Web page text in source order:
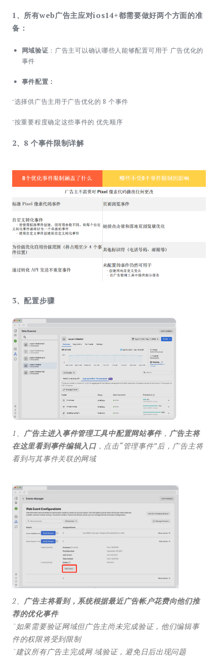
1、所有web广告主应对ios14+都需要做好两个方面的准
备：
网域验证 ：广告主可以确认哪些人能够配置可用于 广告优化的
事件
事件配置：
ˉ选择供广告主用于广告优化的 8 个事件
ˉ按重要程度确定这些事件的 优先顺序
2、8 个事件限制详解
3、配置步骤
1、 广告主进入事件管理工具中配置网站事件， 广告主将
在这里看到事件编辑入口，点击“管理事件”后，广告主将
看到与其事件关联的网域
2、 广告主将看到，系统根据最近广告帐户花费向他们推
荐的优化事件
ˉ如果需要验证网域但广告主尚未完成验证，他们编辑事
件的权限将受到限制
ˉ建议所有广告主完成网 域验证，避免日后出现问题